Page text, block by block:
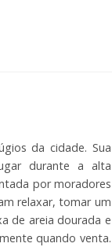
da cidade. Sua
durante a alta
por moradores
relaxar, tomar um
de areia dourada e
quando venta.